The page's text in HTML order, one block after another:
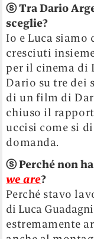
ⓢTra Dario
sceglie?
Io e Luca siamo
cresciuti
per il cinema di
Dario su tre dei
di un film di
chiuso il
uccisi come si
domanda.
ⓢPerché non
we are?
Perché stavo
di Luca
estremamente